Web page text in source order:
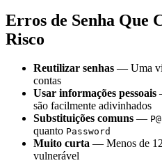
Erros de Senha Que
Risco
Reutilizar senhas — Uma
contas
Usar informações pessoais
são facilmente adivinhados
Substituições comuns —
quanto Password
Muito curta — Menos de 12
vulnerável